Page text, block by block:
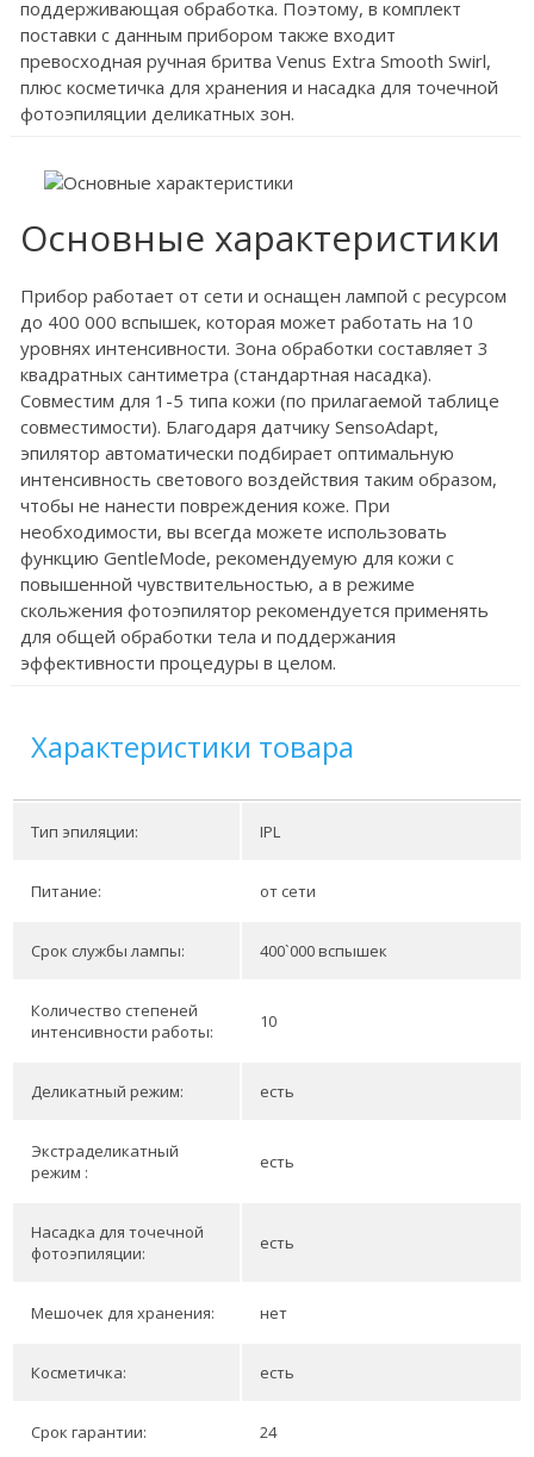
поддерживающая обработка. Поэтому, в комплект
поставки с данным прибором также входит
превосходная ручная бритва Venus Extra Smooth Swirl,
плюс косметичка для хранения и насадка для точечной
фотоэпиляции деликатных зон.
Основные характеристики
Прибор работает от сети и оснащен лампой с ресурсом
до 400 000 вспышек, которая может работать на 10
уровнях интенсивности. Зона обработки составляет 3
квадратных сантиметра (стандартная насадка).
Совместим для 1-5 типа кожи (по прилагаемой таблице
совместимости). Благодаря датчику SensoAdapt,
эпилятор автоматически подбирает оптимальную
интенсивность светового воздействия таким образом,
чтобы не нанести повреждения коже. При
необходимости, вы всегда можете использовать
функцию GentleMode, рекомендуемую для кожи с
повышенной чувствительностью, а в режиме
скольжения фотоэпилятор рекомендуется применять
для общей обработки тела и поддержания
эффективности процедуры в целом.
Характеристики товара
Тип эпиляции: IPL
Питание: от сети
Срок службы лампы: 400`000 вспышек
Количество степеней
интенсивности работы:
10
Деликатный режим: есть
Экстраделикатный
режим :
есть
Насадка для точечной
фотоэпиляции:
есть
Мешочек для хранения: нет
Косметичка: есть
Срок гарантии: 24